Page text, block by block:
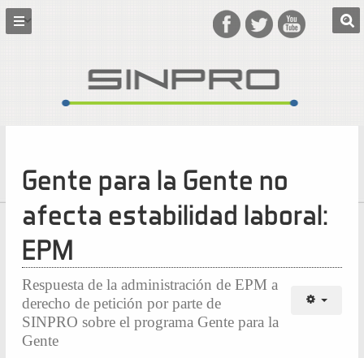
Gente para la Gente no
afecta estabilidad laboral:
EPM
Respuesta de la administración de EPM a
derecho de petición por parte de
SINPRO sobre el programa Gente para la
Gente